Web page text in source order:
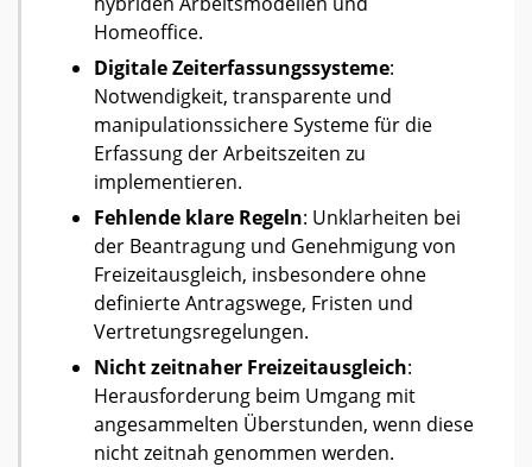
Homeoffice.
Digitale Zeiterfassungssysteme:
Notwendigkeit, transparente und
manipulationssichere Systeme für die
Erfassung der Arbeitszeiten zu
implementieren.
Fehlende klare Regeln: Unklarheiten bei
der Beantragung und Genehmigung von
Freizeitausgleich, insbesondere ohne
definierte Antragswege, Fristen und
Vertretungsregelungen.
Nicht zeitnaher Freizeitausgleich:
Herausforderung beim Umgang mit
angesammelten Überstunden, wenn diese
nicht zeitnah genommen werden.